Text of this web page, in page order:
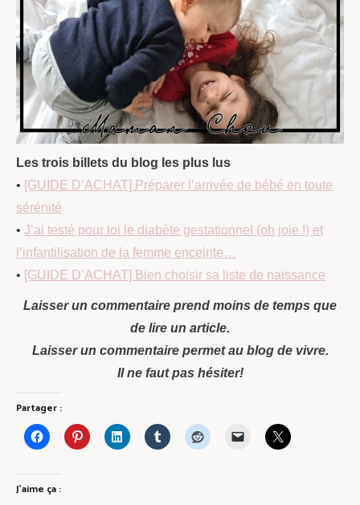
Les trois billets du blog les plus lus
• [GUIDE D’ACHAT] Préparer l’arrivée de bébé en toute
sérénité
• J’ai testé pour toi le diabète gestationnel (oh joie !) et
l’infantilisation de la femme enceinte…
• [GUIDE D’ACHAT] Bien choisir sa liste de naissance
Laisser un commentaire prend moins de temps que
de lire un article.
Laisser un commentaire permet au blog de vivre.
Il ne faut pas hésiter!
Partager :
J’aime ça :